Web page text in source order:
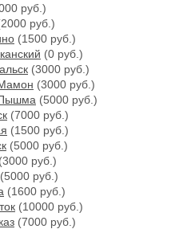
руб.)
руб.)
(1500 руб.)
(0 руб.)
(3000 руб.)
(3000 руб.)
Пышма (5000 руб.)
(7000 руб.)
(1500 руб.)
(5000 руб.)
(3000 руб.)
(5000 руб.)
(1600 руб.)
(10000 руб.)
(7000 руб.)